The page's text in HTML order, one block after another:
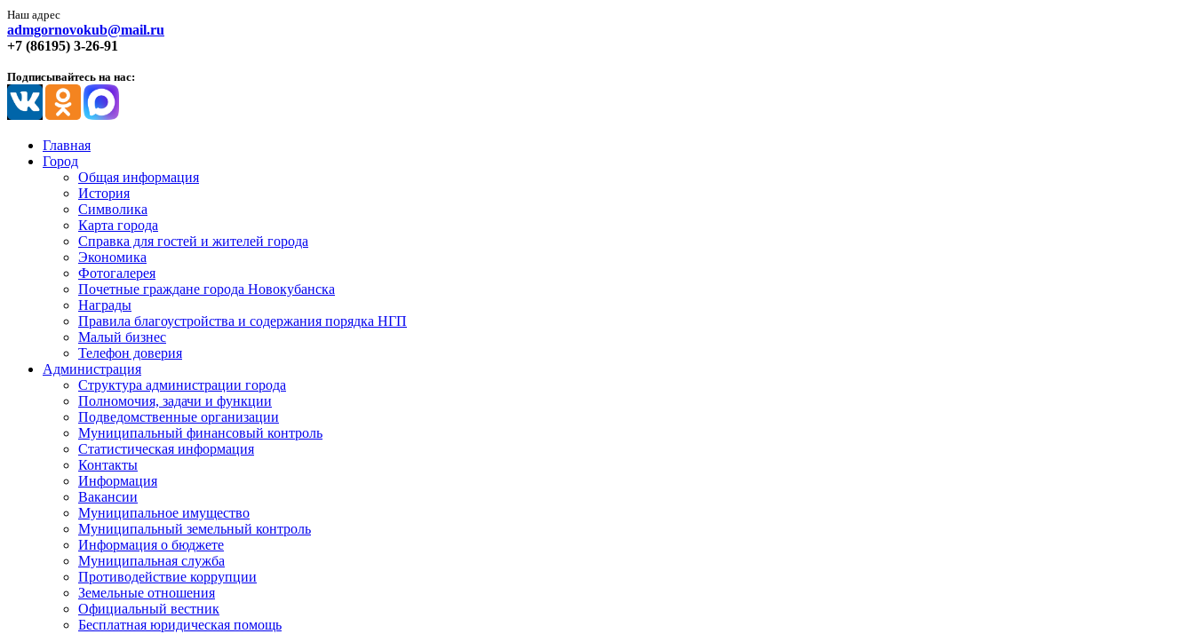
Наш адрес
admgornovokub@mail.ru
+7 (86195) 3-26-91
Подписывайтесь на нас:
Главная
Город
Общая информация
История
Символика
Карта города
Справка для гостей и жителей города
Экономика
Фотогалерея
Почетные граждане города Новокубанска
Награды
Правила благоустройства и содержания порядка НГП
Малый бизнес
Телефон доверия
Администрация
Структура администрации города
Полномочия, задачи и функции
Подведомственные организации
Муниципальный финансовый контроль
Статистическая информация
Контакты
Информация
Вакансии
Муниципальное имущество
Муниципальный земельный контроль
Информация о бюджете
Муниципальная служба
Противодействие коррупции
Земельные отношения
Официальный вестник
Бесплатная юридическая помощь